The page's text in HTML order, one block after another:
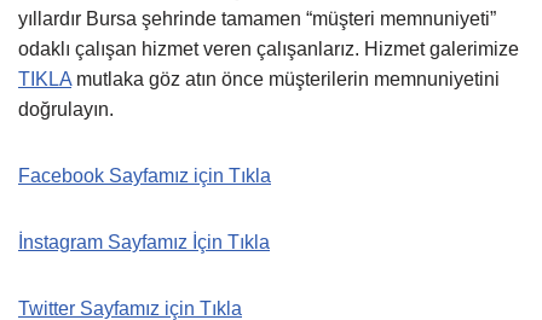
yıllardır Bursa şehrinde tamamen “müşteri memnuniyeti”
odaklı çalışan hizmet veren çalışanlarız. Hizmet galerimize
TIKLA mutlaka göz atın önce müşterilerin memnuniyetini
doğrulayın.
Facebook Sayfamız için Tıkla
İnstagram Sayfamız İçin Tıkla
Twitter Sayfamız için Tıkla